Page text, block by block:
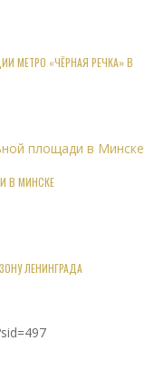
МЕТРО «ЧЁРНАЯ РЕЧКА» В
В МИНСКЕ
ЛЕНИНГРАДА